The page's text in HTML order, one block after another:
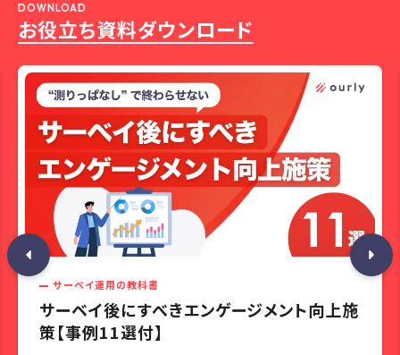
お役立ち資料ダウンロード
DOWNLOAD
サーベイ運用の教科書
サーベイ後にすべきエンゲージメント向上施
策【事例11選付】